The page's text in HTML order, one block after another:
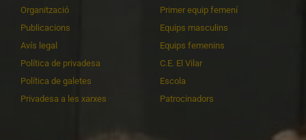
Organització
Publicacions
Avís legal
Política de privadesa
Política de galetes
Privadesa a les xarxes
Primer equip femení
Equips masculins
Equips femenins
C.E. El Vilar
Escola
Patrocinadors